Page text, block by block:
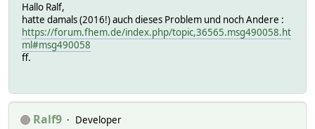
Hallo Ralf,
hatte damals (2016!) auch dieses Problem und noch Andere :
https://forum.fhem.de/index.php/topic,36565.msg490058.ht
ml#msg490058
ff.
Ralf9
Developer